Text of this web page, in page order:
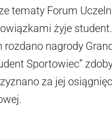
tematy Forum
żyje
rozdano nagrody
Sportowiec”
za jej